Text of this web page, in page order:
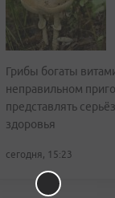
Грибы богаты
неправильном
представлять
здоровья
сегодня, 15:23